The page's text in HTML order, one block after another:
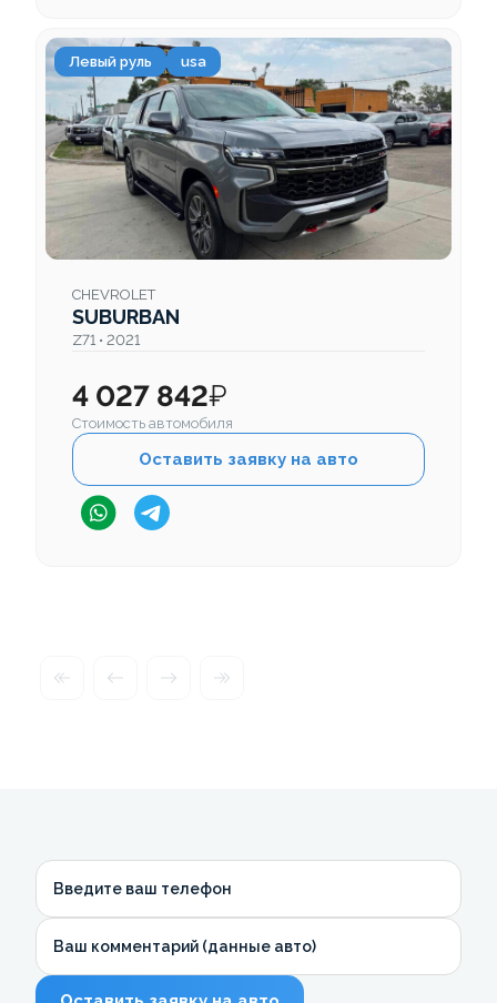
Левый руль usa
CHEVROLET
SUBURBAN
Z71 • 2021
4 027 842₽
Стоимость автомобиля
Оставить заявку на авто
Введите ваш телефон
Ваш комментарий (данные авто)